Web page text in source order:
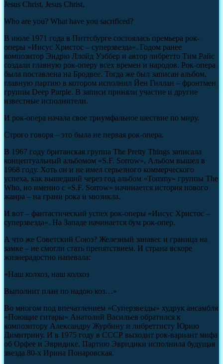
Jesus Christ, Jesus Christ,
Who are you? What have you sacrificed?
В июле 1971 года в Питтсбурге состоялась премьера рок-
оперы «Иисус Христос – суперзвезда». Годом ранее
композитор Эндрю Ллойд Уэббер и автор либретто Тим Райс
создали главную рок-оперу всех времен и народов. Рок-опера
была поставлена на Бродвее. Тогда же был записан альбом,
главную партию в котором исполнил Йен Гиллан – фронтмен
группы Deep Purple. В записи приняли участие и другие
известные исполнители.
И рок-опера начала свое триумфальное шествие по миру.
Строго говоря – это была не первая рок-опера.
В 1967 году британская группа The Pretty Things записала
концептуальный альбомом «S.F. Sorrow», Альбом вышел в
1968 году. Хоть он и не имел серьезного коммерческого
успеха, как вышедший через год альбом «Tommy» группы The
Who, но именно с «S.F. Sorrow» начинается история нового
жанра – на грани рока и мюзикла.
И вот – фантастический успех рок-оперы «Иисус Христос –
суперзвезда». На Западе начинается бум рок-опер.
А что же Советский Союз? Железный занавес и граница на
замке – не смогли стать препятствием. И страна вскоре
жизнерадостно напевала:
«Наш колхоз, наш колхоз
Выполнит план по надою коз…»
Во многом под впечатлением «Суперзвезды» худрук ансамбля
«Поющие гитары» Анатолий Васильев обратился к
композитору Александру Журбину и либреттисту Юрию
Димитрину. И в 1975 году в СССР выходит рок-вариант мифа
об Орфее и Эвридике. Партию Эвридики исполнила будущая
звезда 80-х Ирина Понаровская.